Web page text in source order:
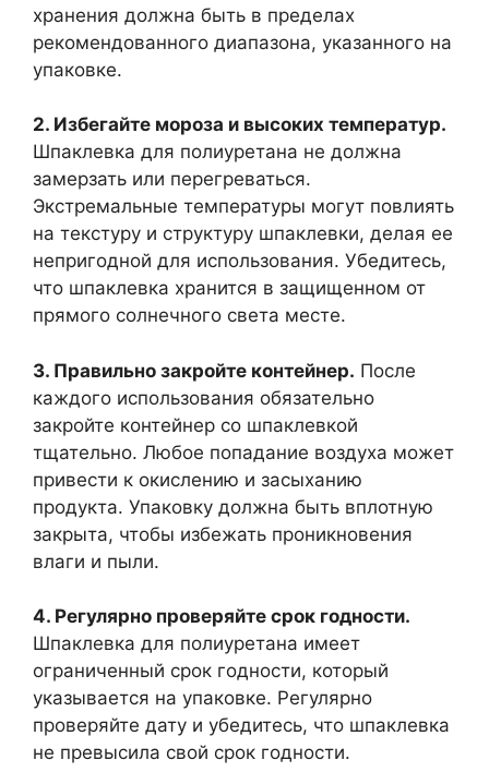
хранения должна быть в пределах
рекомендованного диапазона, указанного на
упаковке.
2. Избегайте мороза и высоких температур.
Шпаклевка для полиуретана не должна
замерзать или перегреваться.
Экстремальные температуры могут повлиять
на текстуру и структуру шпаклевки, делая ее
непригодной для использования. Убедитесь,
что шпаклевка хранится в защищенном от
прямого солнечного света месте.
3. Правильно закройте контейнер. После
каждого использования обязательно
закройте контейнер со шпаклевкой
тщательно. Любое попадание воздуха может
привести к окислению и засыханию
продукта. Упаковку должна быть вплотную
закрыта, чтобы избежать проникновения
влаги и пыли.
4. Регулярно проверяйте срок годности.
Шпаклевка для полиуретана имеет
ограниченный срок годности, который
указывается на упаковке. Регулярно
проверяйте дату и убедитесь, что шпаклевка
не превысила свой срок годности.